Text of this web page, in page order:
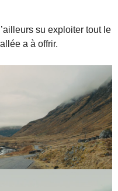
su exploiter tout le
a à offrir.